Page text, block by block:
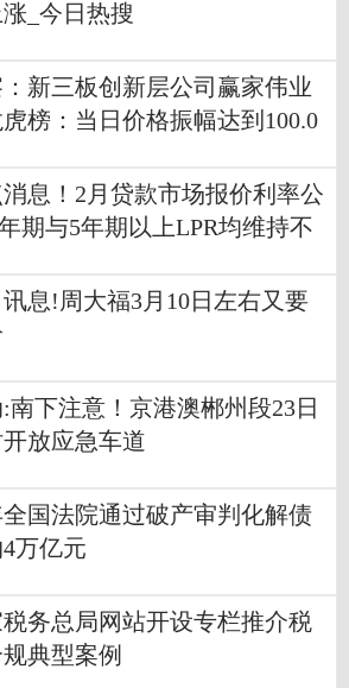
_今日热搜
新三板创新层公司赢家伟业
榜：当日价格振幅达到100.0
息！2月贷款市场报价利率公
期与5年期以上LPR均维持不
息!周大福3月10日左右又要
南下注意！京港澳郴州段23日
开放应急车道
国法院通过破产审判化解债
万亿元
税务总局网站开设专栏推介税
典型案例